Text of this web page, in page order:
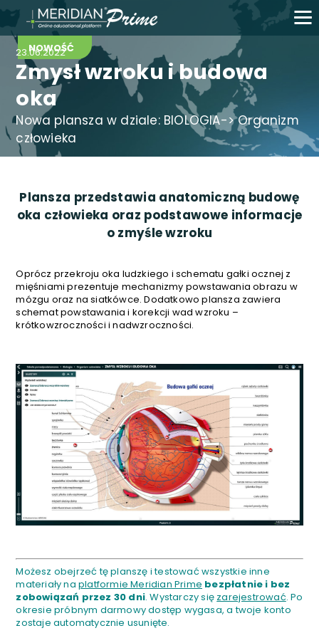
NOWOŚĆ
23.06.2022
Zmysł wzroku i budowa
oka
Nowa plansza w dziale: BIOLOGIA-> Organizm
człowieka
Plansza przedstawia anatomiczną budowę
oka człowieka oraz podstawowe informacje
o zmyśle wzroku
Oprócz przekroju oka ludzkiego i schematu gałki ocznej z
mięśniami prezentuje mechanizmy powstawania obrazu w
mózgu oraz na siatkówce. Dodatkowo plansza zawiera
schemat powstawania i korekcji wad wzroku –
krótkowzroczności i nadwzroczności.
Możesz obejrzeć tę planszę i testować wszystkie inne
materiały na platformie Meridian Prime bezpłatnie i bez
zobowiązań przez 30 dni. Wystarczy się zarejestrować. Po
okresie próbnym darmowy dostęp wygasa, a twoje konto
zostaje automatycznie usunięte.